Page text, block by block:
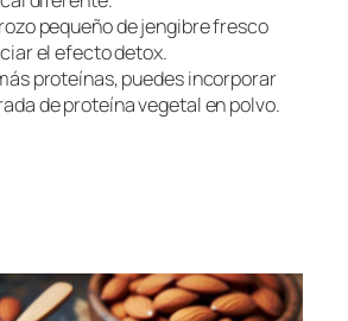
pequeño de jengibre fresco
el efecto detox.
proteínas, puedes incorporar
de proteína vegetal en polvo.